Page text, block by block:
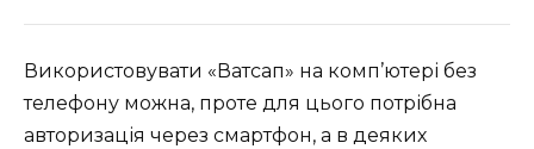
Використовувати «Ватсап» на комп’ютері без
телефону можна, проте для цього потрібна
авторизація через смартфон, а в деяких